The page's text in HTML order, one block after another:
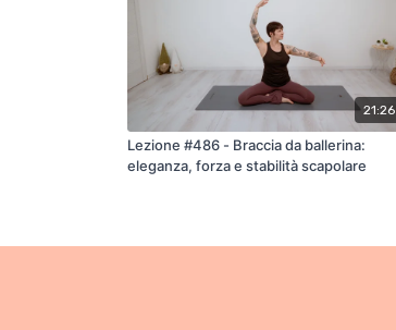
21:26
Lezione #486 - Braccia da ballerina:
eleganza, forza e stabilità scapolare